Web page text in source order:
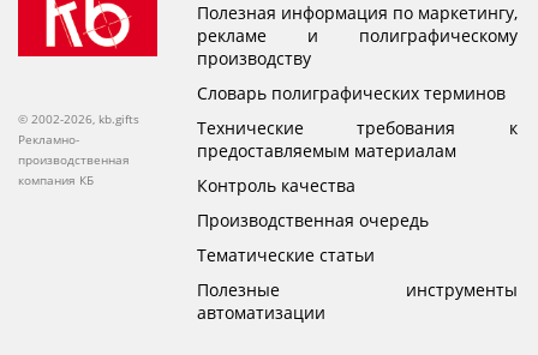
© 2002-2026, kb.gifts
Рекламно-
производственная
компания КБ
Полезная информация по маркетингу,
рекламе и полиграфическому
производству
Словарь полиграфических терминов
Технические требования к
предоставляемым материалам
Контроль качества
Производственная очередь
Тематические статьи
Полезные инструменты
автоматизации